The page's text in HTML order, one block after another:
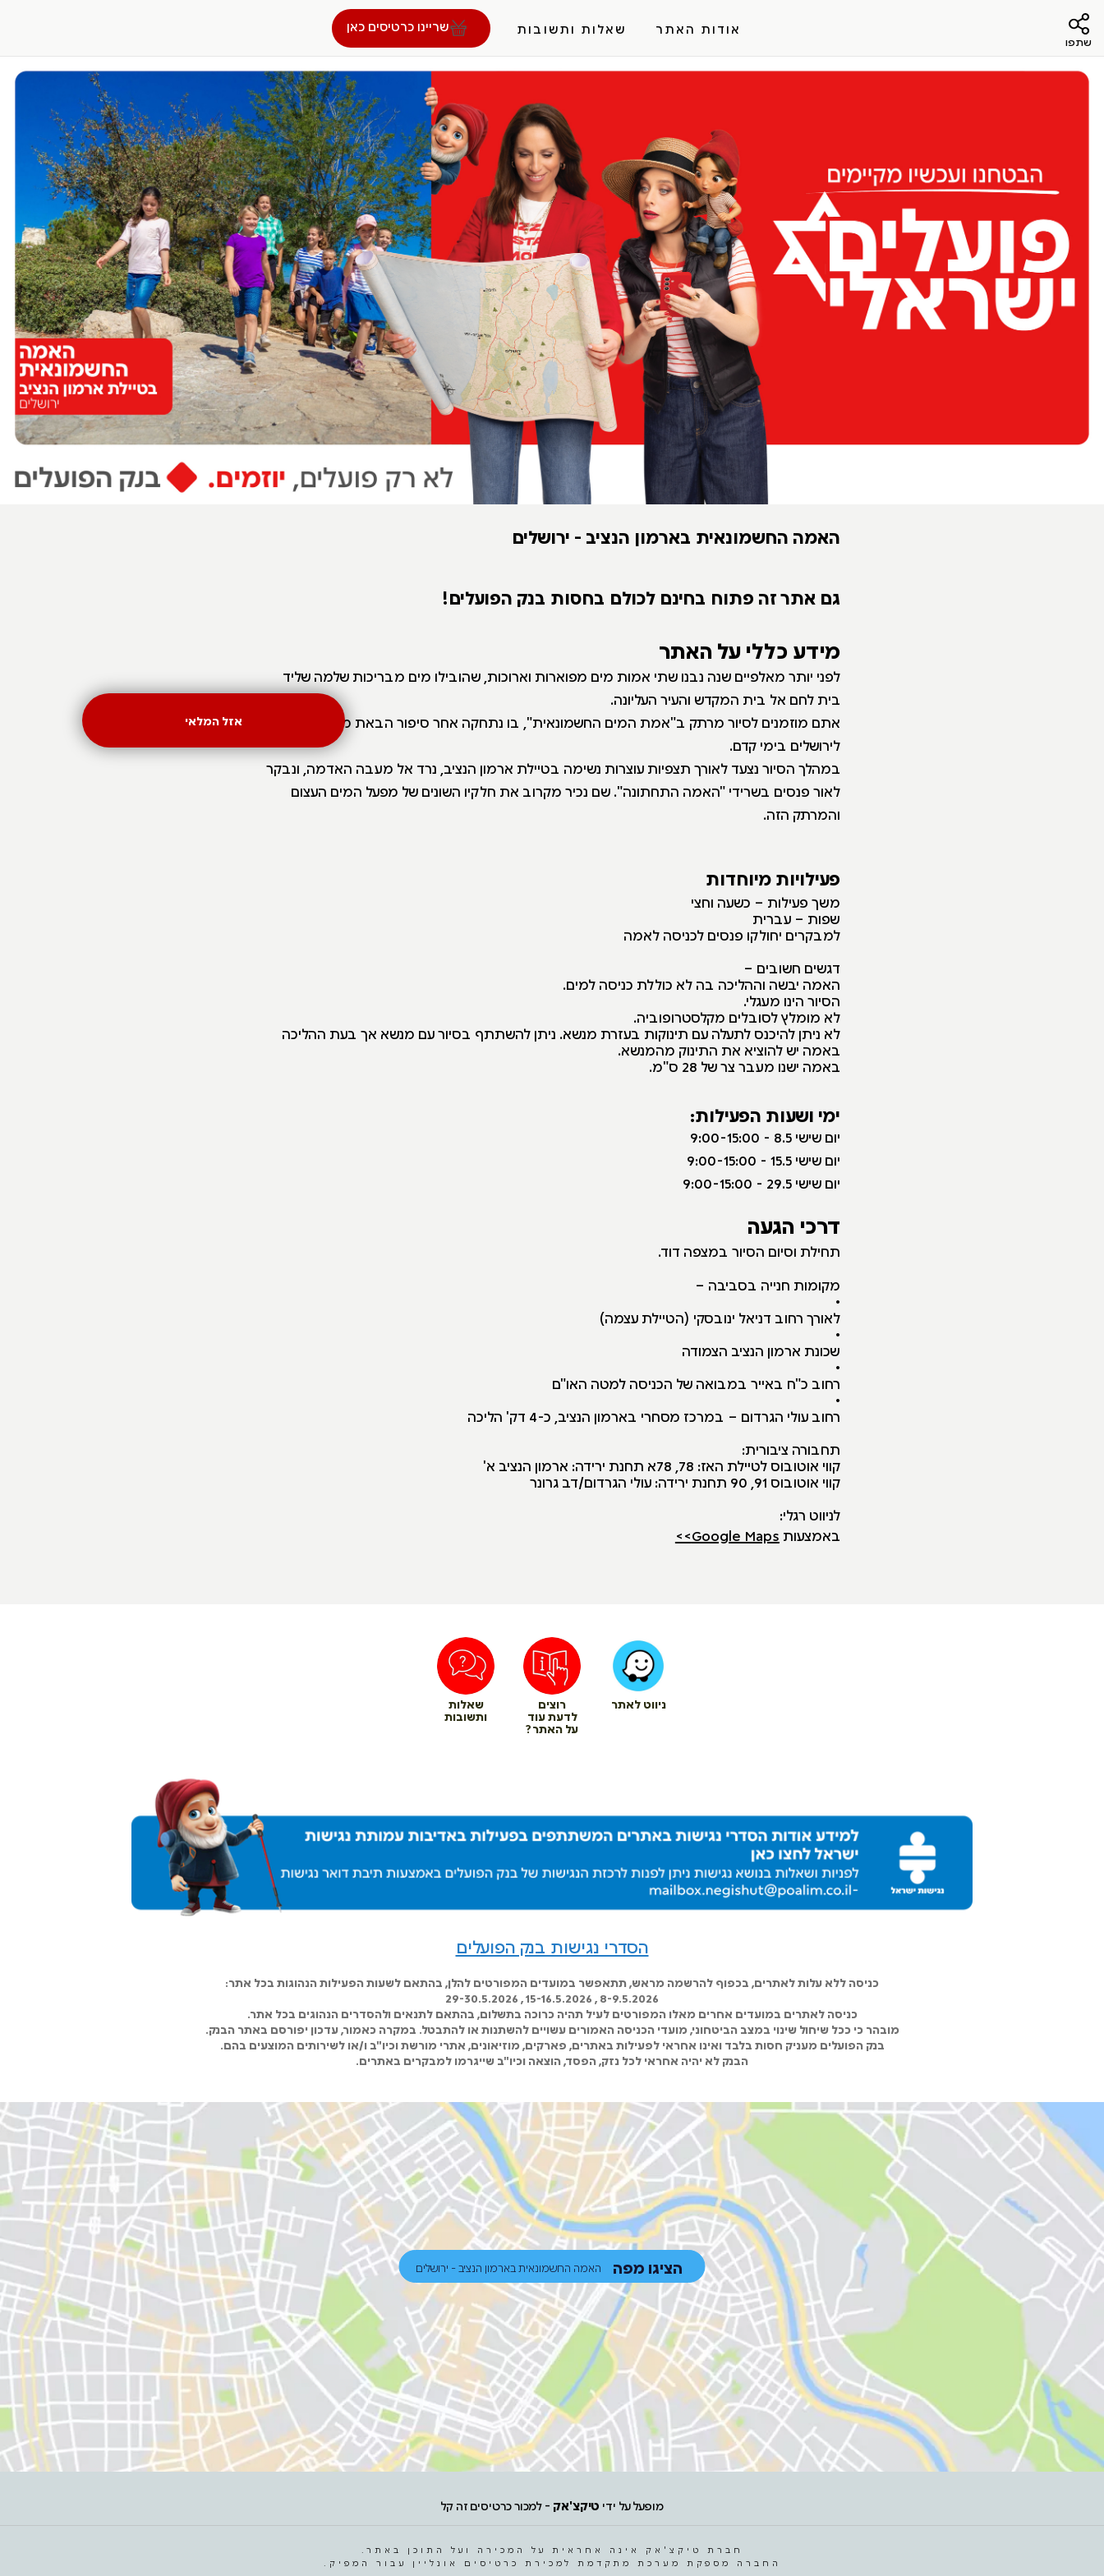
שתפו
אודות האתר שאלות ותשובות שריינו כרטיסים כאן
הפרופיל שלי
התנתק
האמה החשמונאית בארמון הנציב - ירושלים
גם אתר זה פתוח בחינם לכולם בחסות בנק הפועלים!
מידע כללי על האתר
לפני יותר מאלפיים שנה נבנו שתי אמות מים מפוארות וארוכות, שהובילו מים מבריכות שלמה שליד
בית לחם אל בית המקדש והעיר העליונה.
אתם מוזמנים לסיור מרתק ב"אמת המים החשמונאית", בו נתחקה אחר סיפור הבאת מי השתייה
לירושלים בימי קדם.
במהלך הסיור נצעד לאורך תצפיות עוצרות נשימה בטיילת ארמון הנציב, נרד אל מעבה האדמה, ונבקר
לאור פנסים בשרידי "האמה התחתונה". שם נכיר מקרוב את חלקיו השונים של מפעל המים העצום
והמרתק הזה.
פעילויות מיוחדות
משך פעילות – כשעה וחצי
שפות – עברית
למבקרים יחולקו פנסים לכניסה לאמה
דגשים חשובים –
האמה יבשה וההליכה בה לא כוללת כניסה למים.
הסיור הינו מעגלי.
לא מומלץ לסובלים מקלסטרופוביה.
לא ניתן להיכנס לתעלה עם תינוקות בעזרת מנשא. ניתן להשתתף בסיור עם מנשא אך בעת ההליכה
באמה יש להוציא את התינוק מהמנשא.
באמה ישנו מעבר צר של 28 ס"מ.
ימי ושעות הפעילות:
יום שישי 8.5 - 9:00-15:00
יום שישי 15.5 - 9:00-15:00
יום שישי 29.5 - 9:00-15:00
דרכי הגעה
תחילת וסיום הסיור במצפה דוד.
מקומות חנייה בסביבה –
•
לאורך רחוב דניאל ינובסקי (הטיילת עצמה)
•
שכונת ארמון הנציב הצמודה
•
רחוב כ"ח באייר במבואה של הכניסה למטה האו"ם
•
רחוב עולי הגרדום – במרכז מסחרי בארמון הנציב, כ-4 דק' הליכה
תחבורה ציבורית:
קווי אוטובוס לטיילת האז: 78, 78א תחנת ירידה: ארמון הנציב א'
קווי אוטובוס 91, 90 תחנת ירידה: עולי הגרדום/דב גרונר
לניווט רגלי:
באמצעות Google Maps>>
ניווט לאתר רוצים
לדעת עוד
על האתר?
שאלות
ותשובות
הסדרי נגישות בנק הפועלים
כניסה ללא עלות לאתרים, בכפוף להרשמה מראש, תתאפשר במועדים המפורטים להלן, בהתאם לשעות הפעילות הנהוגות בכל אתר:
8-9.5.2026 , 15-16.5.2026 , 29-30.5.2026
כניסה לאתרים במועדים אחרים מאלו המפורטים לעיל תהיה כרוכה בתשלום, בהתאם לתנאים ולהסדרים הנהוגים בכל אתר.
מובהר כי ככל שיחול שינוי במצב הביטחוני, מועדי הכניסה האמורים עשויים להשתנות או להתבטל. במקרה כאמור, עדכון יפורסם באתר הבנק.
בנק הפועלים מעניק חסות בלבד ואינו אחראי לפעילות באתרים, פארקים, מוזיאונים, אתרי מורשת וכיו"ב ו/או לשירותים המוצעים בהם.
הבנק לא יהיה אחראי לכל נזק, הפסד, הוצאה וכיו"ב שייגרמו למבקרים באתרים.
הציגו מפה האמה החשמונאית בארמון הנציב - ירושלים
מופעל על ידי טיקצ'אק - למכור כרטיסים זה קל
חברת טיקצ'אק אינה אחראית על המכירה ועל התוכן באתר.
החברה מספקת מערכת מתקדמת למכירת כרטיסים אונליין עבור המפיק.
אזל המלאי